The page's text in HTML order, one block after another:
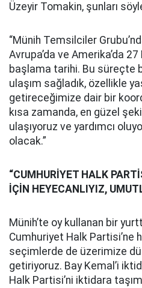
Üzeyir Tomakin, şunları
“Münih Temsilciler
Avrupa’da ve Amerika’da
başlama tarihi. Bu süreçte
ulaşım sağladık, özellikle
getireceğimize dair bir
kısa zamanda, en güzel
ulaşıyoruz ve yardımcı
olacak.”
“CUMHURİYET HALK
İÇİN HEYECANLIYIZ,
Münih’te oy kullanan bir
Cumhuriyet Halk Partisi’ne
seçimlerde de üzerimize
getiriyoruz. Bay Kemal’i
Halk Partisi’ni iktidara